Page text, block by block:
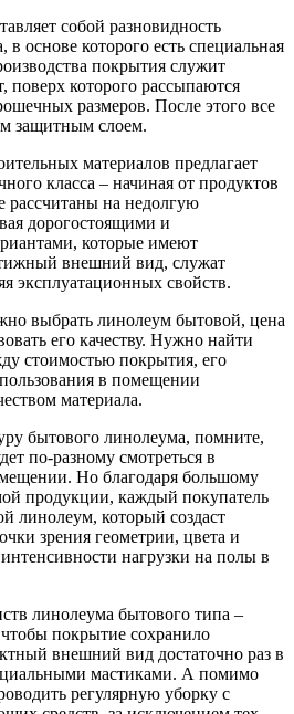
собой разновидность
в основе которого есть специальная
покрытия служит
поверх которого рассыпаются
размеров. После этого все
защитным слоем.
материалов предлагает
класса – начиная от продуктов
рассчитаны на недолгую
дорогостоящими и
которые имеют
внешний вид, служат
эксплуатационных свойств.
выбрать линолеум бытовой, цена
его качеству. Нужно найти
стоимостью покрытия, его
в помещении
материала.
бытового линолеума, помните,
по-разному смотреться в
Но благодаря большому
продукции, каждый покупатель
линолеум, который создаст
зрения геометрии, цвета и
нагрузки на полы в
линолеума бытового типа –
покрытие сохранило
внешний вид достаточно раз в
мастиками. А помимо
регулярную уборку с